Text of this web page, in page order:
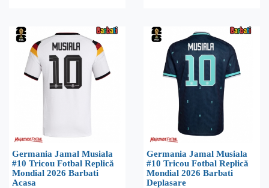
Germania Jamal Musiala
#10 Tricou Fotbal Replică
Mondial 2026 Barbati
Acasa
Germania Jamal Musiala
#10 Tricou Fotbal Replică
Mondial 2026 Barbati
Deplasare